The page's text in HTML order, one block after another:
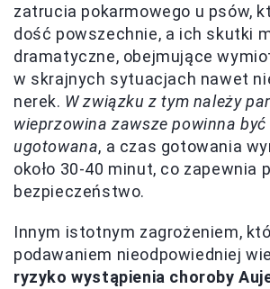
zatrucia pokarmowego u psów,
dość powszechnie, a ich skutki
dramatyczne, obejmujące
w skrajnych sytuacjach nawet
nerek. W związku z tym należy
wieprzowina zawsze powinna być
ugotowana, a czas gotowania
około 30-40 minut, co zapewnia
bezpieczeństwo.
Innym istotnym zagrożeniem,
podawaniem nieodpowiedniej
ryzyko wystąpienia choroby